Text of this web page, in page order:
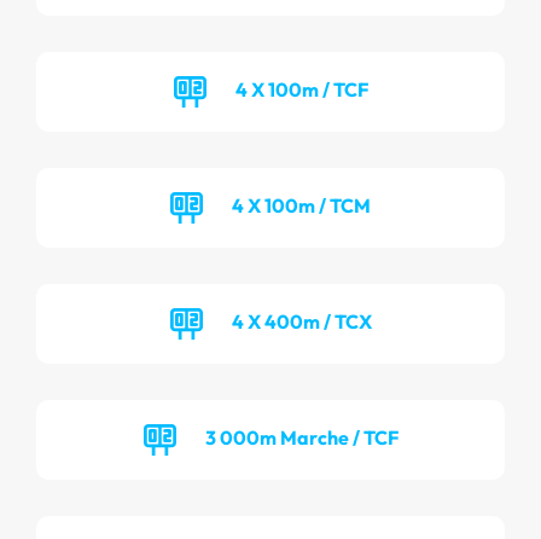
4 X 100m / TCF
4 X 100m / TCM
4 X 400m / TCX
3 000m Marche / TCF